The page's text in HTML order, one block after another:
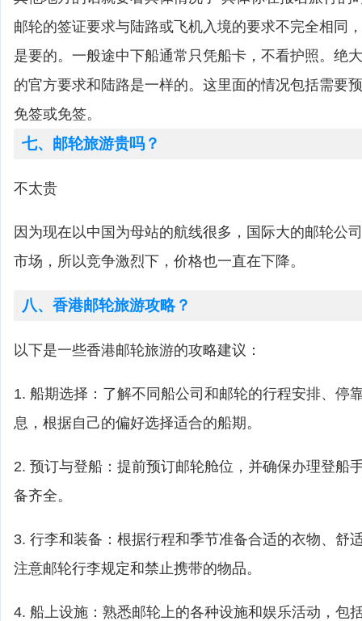
邮轮的签证要求与陆路或飞机入境的要求不完全相同
是要的。一般途中下船通常只凭船卡，不看护照。绝
的官方要求和陆路是一样的。这里面的情况包括需要
免签或免签。
七、邮轮旅游贵吗？
不太贵
因为现在以中国为母站的航线很多，国际大的邮轮公
市场，所以竞争激烈下，价格也一直在下降。
八、香港邮轮旅游攻略？
以下是一些香港邮轮旅游的攻略建议：
1. 船期选择：了解不同船公司和邮轮的行程安排、停
息，根据自己的偏好选择适合的船期。
2. 预订与登船：提前预订邮轮舱位，并确保办理登船
备齐全。
3. 行李和装备：根据行程和季节准备合适的衣物、舒
注意邮轮行李规定和禁止携带的物品。
4. 船上设施：熟悉邮轮上的各种设施和娱乐活动，包